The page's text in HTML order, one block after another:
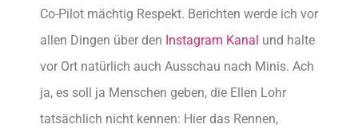
Co-Pilot mächtig Respekt. Berichten werde ich vor
allen Dingen über den Instagram Kanal und halte
vor Ort natürlich auch Ausschau nach Minis. Ach
ja, es soll ja Menschen geben, die Ellen Lohr
tatsächlich nicht kennen: Hier das Rennen,